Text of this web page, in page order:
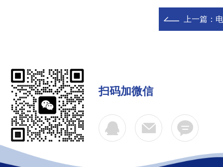
上一篇：
扫码加微信